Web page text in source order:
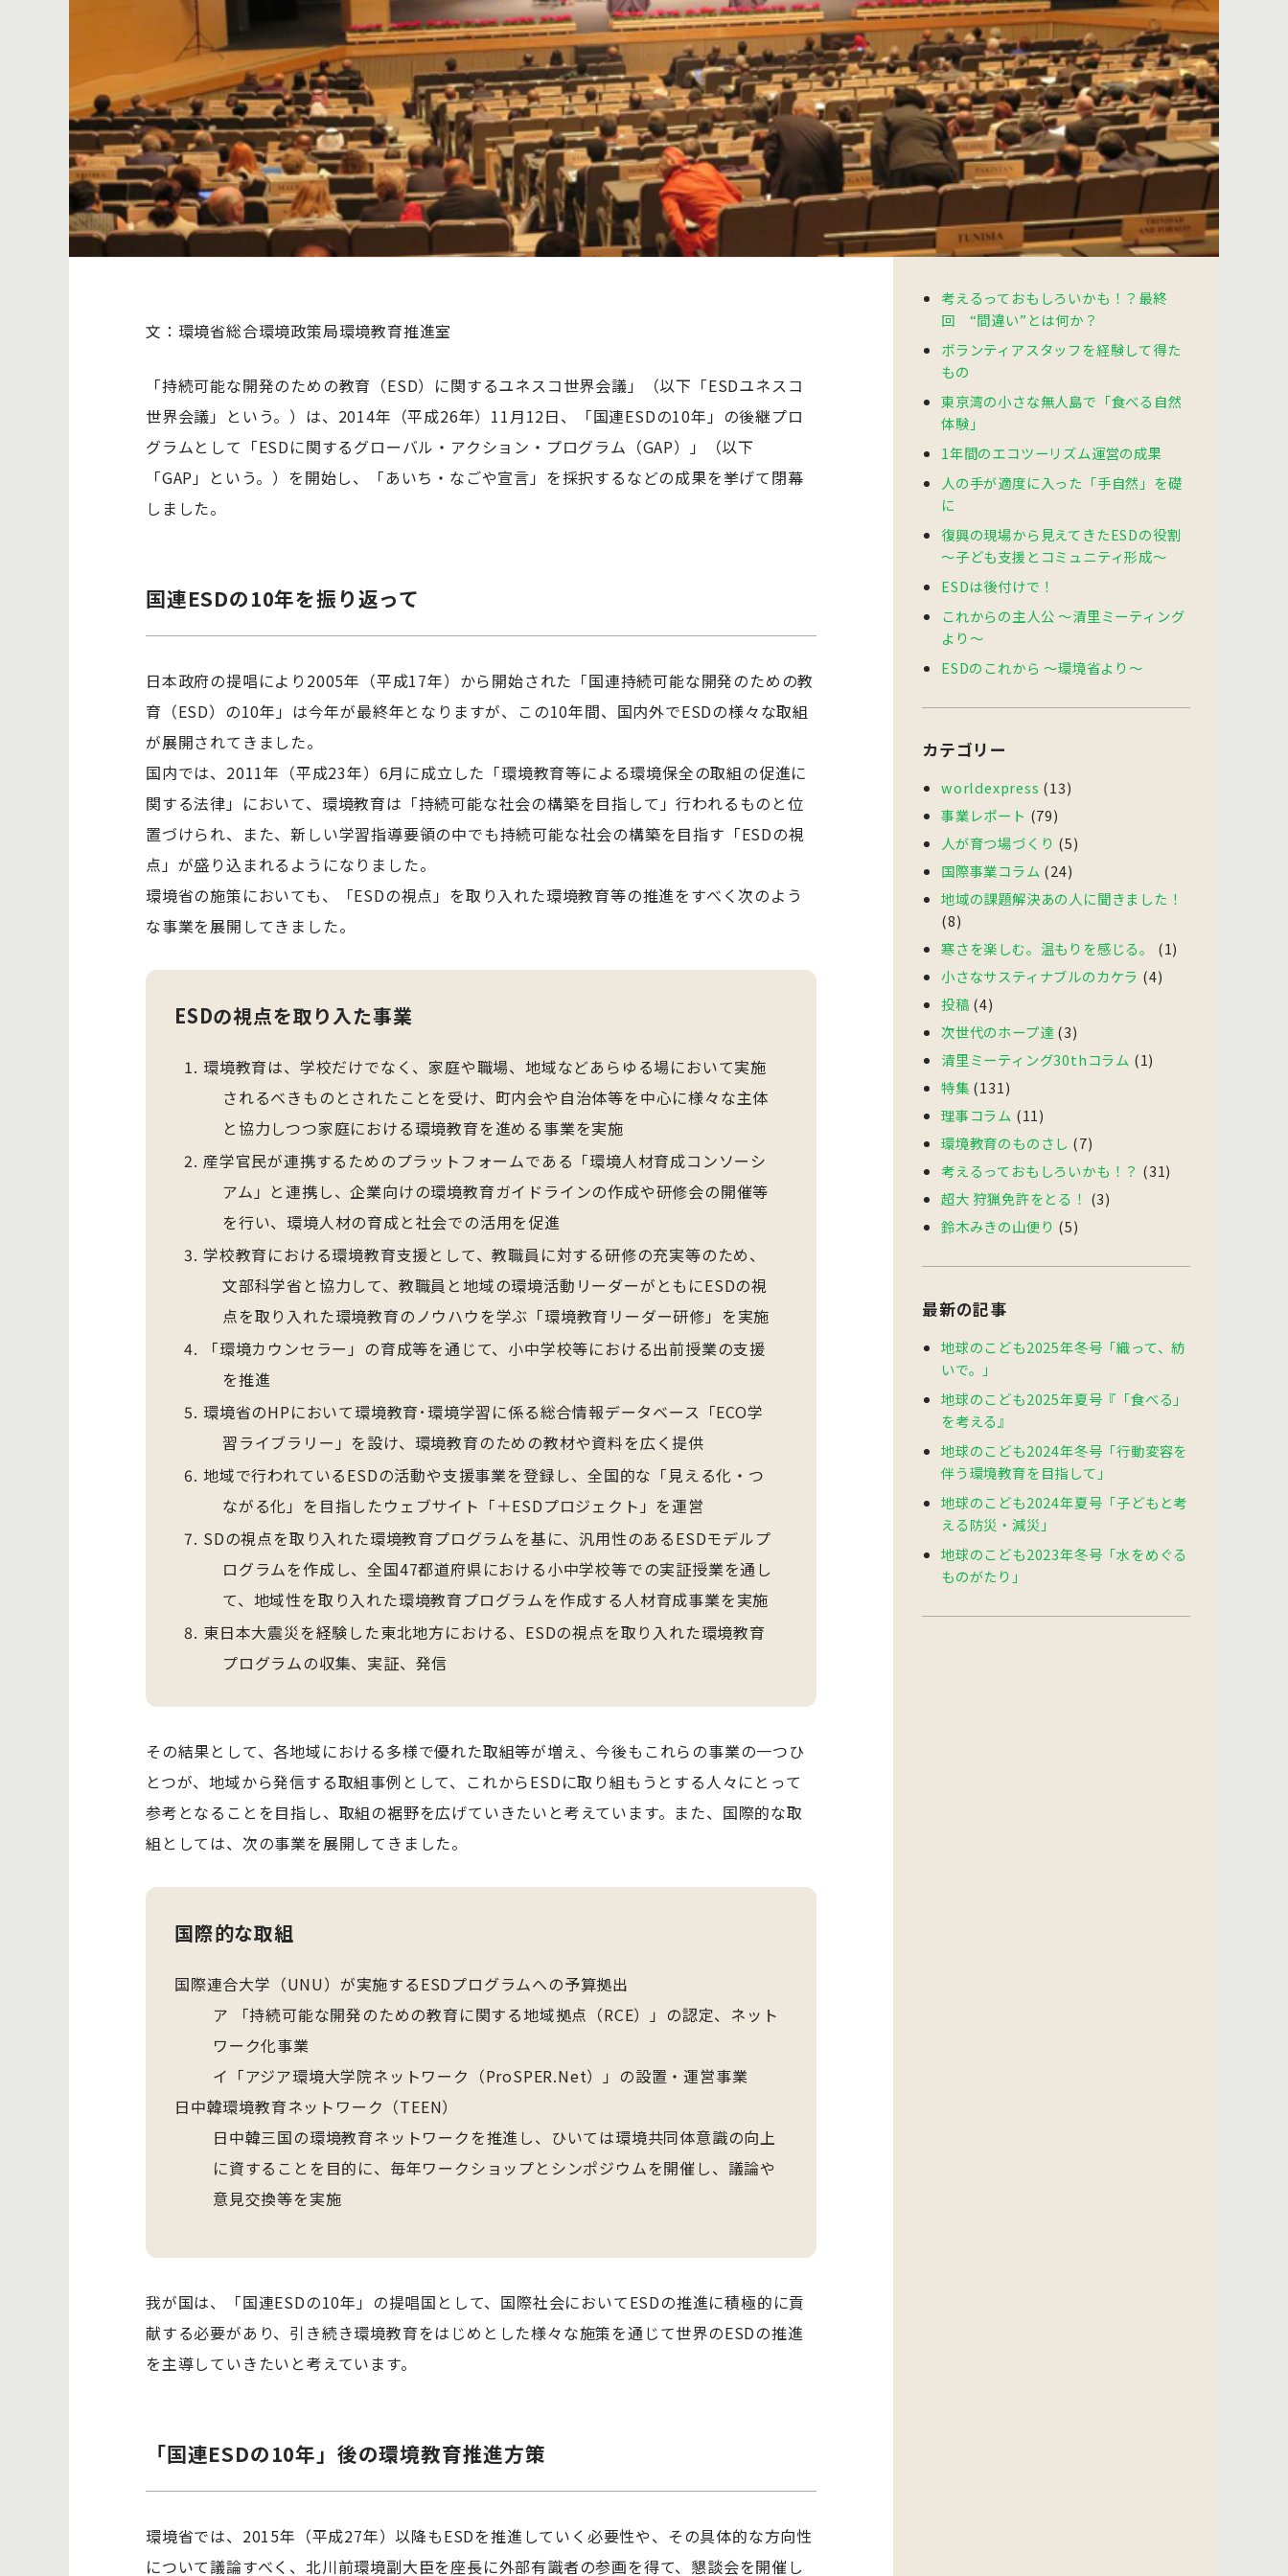
文：環境省総合環境政策局環境教育推進室
「持続可能な開発のための教育（ESD）に関するユネスコ世界会議」（以下「ESDユネスコ
世界会議」という。）は、2014年（平成26年）11月12日、「国連ESDの10年」の後継プロ
グラムとして「ESDに関するグローバル・アクション・プログラム（GAP）」（以下
「GAP」という。）を開始し、「あいち・なごや宣言」を採択するなどの成果を挙げて閉幕
しました。
国連ESDの10年を振り返って
日本政府の提唱により2005年（平成17年）から開始された「国連持続可能な開発のための教
育（ESD）の10年」は今年が最終年となりますが、この10年間、国内外でESDの様々な取組
が展開されてきました。
国内では、2011年（平成23年）6月に成立した「環境教育等による環境保全の取組の促進に
関する法律」において、環境教育は「持続可能な社会の構築を目指して」行われるものと位
置づけられ、また、新しい学習指導要領の中でも持続可能な社会の構築を目指す「ESDの視
点」が盛り込まれるようになりました。
環境省の施策においても、「ESDの視点」を取り入れた環境教育等の推進をすべく次のよう
な事業を展開してきました。
ESDの視点を取り入た事業
環境教育は、学校だけでなく、家庭や職場、地域などあらゆる場において実施
されるべきものとされたことを受け、町内会や自治体等を中心に様々な主体
と協力しつつ家庭における環境教育を進める事業を実施
産学官民が連携するためのプラットフォームである「環境人材育成コンソーシ
アム」と連携し、企業向けの環境教育ガイドラインの作成や研修会の開催等
を行い、環境人材の育成と社会での活用を促進
学校教育における環境教育支援として、教職員に対する研修の充実等のため、
文部科学省と協力して、教職員と地域の環境活動リーダーがともにESDの視
点を取り入れた環境教育のノウハウを学ぶ「環境教育リーダー研修」を実施
「環境カウンセラー」の育成等を通じて、小中学校等における出前授業の支援
を推進
環境省のHPにおいて環境教育･環境学習に係る総合情報データベース「ECO学
習ライブラリー」を設け、環境教育のための教材や資料を広く提供
地域で行われているESDの活動や支援事業を登録し、全国的な「見える化・つ
ながる化」を目指したウェブサイト「＋ESDプロジェクト」を運営
SDの視点を取り入れた環境教育プログラムを基に、汎用性のあるESDモデルプ
ログラムを作成し、全国47都道府県における小中学校等での実証授業を通し
て、地域性を取り入れた環境教育プログラムを作成する人材育成事業を実施
東日本大震災を経験した東北地方における、ESDの視点を取り入れた環境教育
プログラムの収集、実証、発信
その結果として、各地域における多様で優れた取組等が増え、今後もこれらの事業の一つひ
とつが、地域から発信する取組事例として、これからESDに取り組もうとする人々にとって
参考となることを目指し、取組の裾野を広げていきたいと考えています。また、国際的な取
組としては、次の事業を展開してきました。
国際的な取組
国際連合大学（UNU）が実施するESDプログラムへの予算拠出
ア 「持続可能な開発のための教育に関する地域拠点（RCE）」の認定、ネット
ワーク化事業
イ「アジア環境大学院ネットワーク（ProSPER.Net）」の設置・運営事業
日中韓環境教育ネットワーク（TEEN）
日中韓三国の環境教育ネットワークを推進し、ひいては環境共同体意識の向上
に資することを目的に、毎年ワークショップとシンポジウムを開催し、議論や
意見交換等を実施
我が国は、「国連ESDの10年」の提唱国として、国際社会においてESDの推進に積極的に貢
献する必要があり、引き続き環境教育をはじめとした様々な施策を通じて世界のESDの推進
を主導していきたいと考えています。
「国連ESDの10年」後の環境教育推進方策
環境省では、2015年（平成27年）以降もESDを推進していく必要性や、その具体的な方向性
について議論すべく、北川前環境副大臣を座長に外部有識者の参画を得て、懇談会を開催し
考えるっておもしろいかも！？最終
回 “間違い”とは何か？
ボランティアスタッフを経験して得た
もの
東京湾の小さな無人島で「食べる自然
体験」
1年間のエコツーリズム運営の成果
人の手が適度に入った「手自然」を礎
に
復興の現場から見えてきたESDの役割
〜子ども支援とコミュニティ形成〜
ESDは後付けで！
これからの主人公 ～清里ミーティング
より～
ESDのこれから ～環境省より～
カテゴリー
worldexpress (13)
事業レポート (79)
人が育つ場づくり (5)
国際事業コラム (24)
地域の課題解決あの人に聞きました！
(8)
寒さを楽しむ。温もりを感じる。
(1)
小さなサスティナブルのカケラ (4)
投稿 (4)
次世代のホープ達(3)
清里ミーティング30thコラム (1)
特集 (131)
理事コラム (11)
環境教育のものさし (7)
考えるっておもしろいかも！？ (31)
超大 狩猟免許をとる！ (3)
鈴木みきの山便り (5)
最新の記事
地球のこども2025年冬号「織って、紡
いで。」
地球のこども2025年夏号『「食べる」
を考える』
地球のこども2024年冬号「行動変容を
伴う環境教育を目指して」
地球のこども2024年夏号「子どもと考
える防災・減災」
地球のこども2023年冬号「水をめぐる
ものがたり」